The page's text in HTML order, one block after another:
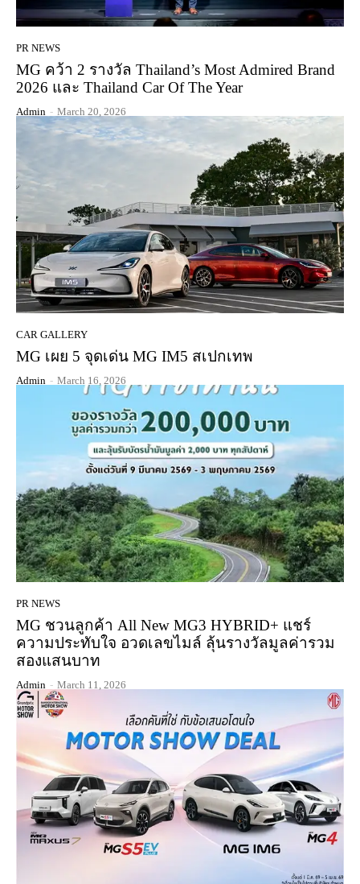
PR NEWS
MG คว้า 2 รางวัล Thailand’s Most Admired Brand
2026 และ Thailand Car Of The Year
Admin - March 20, 2026
CAR GALLERY
MG เผย 5 จุดเด่น MG IM5 สเปกเทพ
Admin - March 16, 2026
PR NEWS
MG ชวนลูกค้า All New MG3 HYBRID+ แชร์
ความประทับใจ อวดเลขไมล์ ลุ้นรางวัลมูลค่ารวม
สองแสนบาท
Admin - March 11, 2026